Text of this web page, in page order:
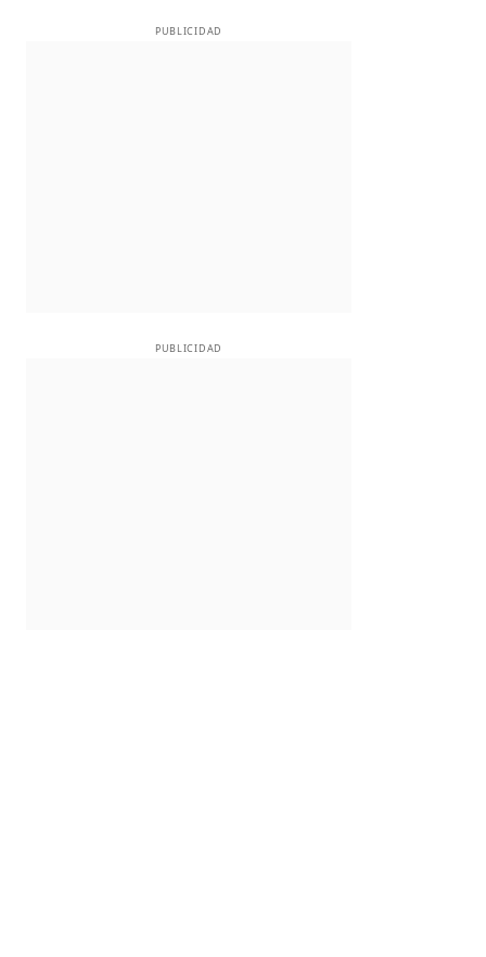
PUBLICIDAD
PUBLICIDAD